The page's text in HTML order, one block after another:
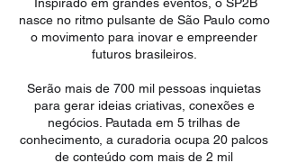
nasce no ritmo pulsante de São Paulo como
o movimento para inovar e empreender
futuros brasileiros.
Serão mais de 700 mil pessoas inquietas
para gerar ideias criativas, conexões e
negócios. Pautada em 5 trilhas de
conhecimento, a curadoria ocupa 20 palcos
de conteúdo com mais de 2 mil